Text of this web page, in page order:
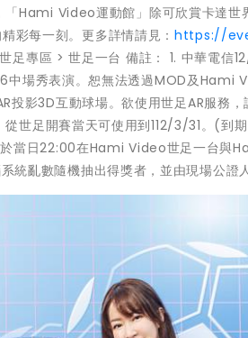
Hami Video運動館」除可欣賞卡達世
彩每一刻。更多詳情請見：https://
足專區 > 世足一台 備註： 1. 中華電信
中場秀表演。恕無法透過MOD及Hami
影3D互動球場。欲使用世足AR服務，
世足開賽當天可使用到112/3/31。(到
當日22:00在Hami Video世足一台與
亂數隨機抽出得獎者，並由現場公證人